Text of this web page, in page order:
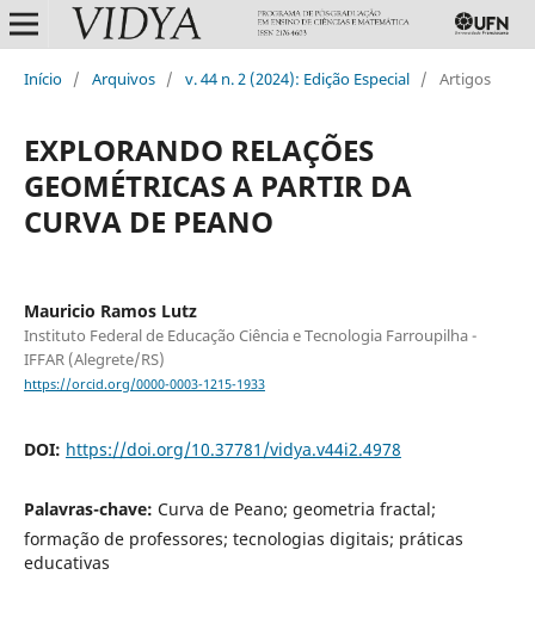
Início / Arquivos / v. 44 n. 2 (2024): Edição Especial / Artigos
EXPLORANDO RELAÇÕES
GEOMÉTRICAS A PARTIR DA
CURVA DE PEANO
Mauricio Ramos Lutz
Instituto Federal de Educação Ciência e Tecnologia Farroupilha -
IFFAR (Alegrete/RS)
https://orcid.org/0000-0003-1215-1933
DOI: https://doi.org/10.37781/vidya.v44i2.4978
Palavras-chave: Curva de Peano; geometria fractal;
formação de professores; tecnologias digitais; práticas
educativas